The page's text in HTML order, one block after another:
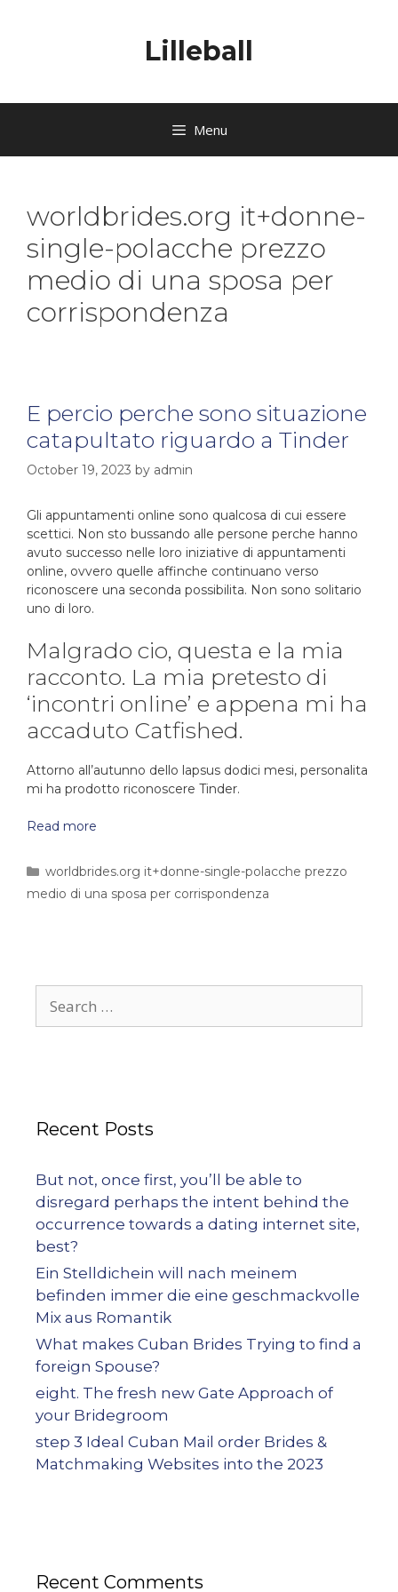
Lilleball
Menu
worldbrides.org it+donne-
single-polacche prezzo
medio di una sposa per
corrispondenza
E percio perche sono situazione
catapultato riguardo a Tinder
October 19, 2023 by admin
Gli appuntamenti online sono qualcosa di cui essere
scettici. Non sto bussando alle persone perche hanno
avuto successo nelle loro iniziative di appuntamenti
online, ovvero quelle affinche continuano verso
riconoscere una seconda possibilita. Non sono solitario
uno di loro.
Malgrado cio, questa e la mia
racconto. La mia pretesto di
‘incontri online’ e appena mi ha
accaduto Catfished.
Attorno all’autunno dello lapsus dodici mesi, personalita
mi ha prodotto riconoscere Tinder.
Read more
worldbrides.org it+donne-single-polacche prezzo
medio di una sposa per corrispondenza
Recent Posts
But not, once first, you’ll be able to
disregard perhaps the intent behind the
occurrence towards a dating internet site,
best?
Ein Stelldichein will nach meinem
befinden immer die eine geschmackvolle
Mix aus Romantik
What makes Cuban Brides Trying to find a
foreign Spouse?
eight. The fresh new Gate Approach of
your Bridegroom
step 3 Ideal Cuban Mail order Brides &
Matchmaking Websites into the 2023
Recent Comments